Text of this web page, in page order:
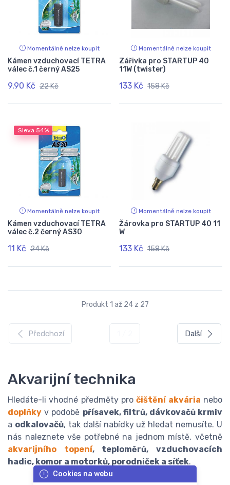
Momentálně nelze koupit
Kámen vzduchovací TETRA
válec č.1 černý AS25
9,90 Kč 22 Kč
Momentálně nelze koupit
Zářivka pro STARTUP 40
11W (twister)
133 Kč 158 Kč
Sleva 54%
Momentálně nelze koupit
Kámen vzduchovací TETRA
válec č.2 černý AS30
11 Kč 24 Kč
Momentálně nelze koupit
Žárovka pro STARTUP 40 11
W
133 Kč 158 Kč
Produkt 1 až 24 z 27
Předchozí Další
Akvarijní technika
Hledáte-li vhodné předměty pročištění akvária nebo
doplňky v podobě přísavek, filtrů, dávkovačů krmiv
a odkalovačů, tak další nabídky už hledat nemusíte. U
nás naleznete vše potřebné na jednom místě, včetně
akvarijního topení, teploměrů, vzduchovacích
hadic, komor a motorků, porodniček a síťek.
Cookies na webu